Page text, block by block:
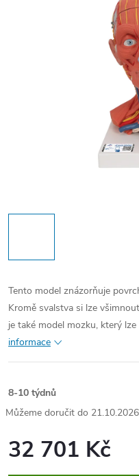
Tento model znázorňuje
Kromě svalstva si lze
je také model mozku, který
informace
8-10 týdnů
21.10.2026
32 701 Kč